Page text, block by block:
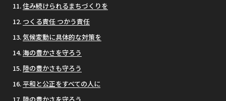
住み続けられるまちづくりを
つくる責任 つかう責任
気候変動に具体的な対策を
海の豊かさを守ろう
陸の豊かさも守ろう
平和と公正をすべての人に